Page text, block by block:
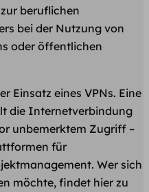
beruflichen
bei der Nutzung von
oder öffentlichen
Einsatz eines VPNs. Eine
die Internetverbindung
unbemerktem Zugriff –
für
Wer sich
möchte, findet hier zu